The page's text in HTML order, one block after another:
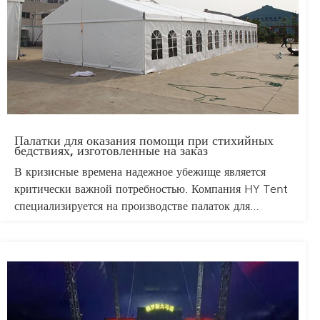
Палатки для оказания помощи при стихийных
бедствиях, изготовленные на заказ
В кризисные времена надежное убежище является
критически важной потребностью. Компания HY Tent
специализируется на производстве палаток для
палатки спроектированы с учетом долговечности,
функциональности и быстрого развертывания, что
делает их идеальными для правительств, НПО и